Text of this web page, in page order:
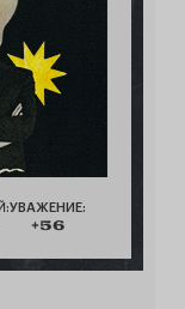
УВАЖЕНИЕ:
+56